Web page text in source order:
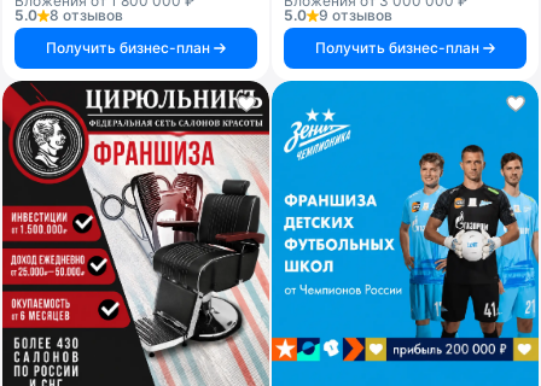
5.0
8 отзывов
Получить бизнес-план
5.0
9 отзывов
Получить бизнес-план